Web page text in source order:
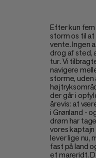
Efter kun
storm os til
vente. Ingen
drog af sted,
tur. Vi
navigere
storme,
der går i
årevis: at
i Grønland -
drøm har
vores kaptajn
lever lige nu,
fast på land
et mareridt.